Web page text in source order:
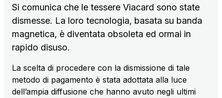
Servizi al cliente
Contratti e fornitori
Il gruppo
Si comunica che le tessere Viacard sono state
dismesse. La loro tecnologia, basata su banda
magnetica, è diventata obsoleta ed ormai in
rapido disuso.
La scelta di procedere con la dismissione di tale
metodo di pagamento è stata adottata alla luce
dell’ampia diffusione che hanno avuto negli ultimi